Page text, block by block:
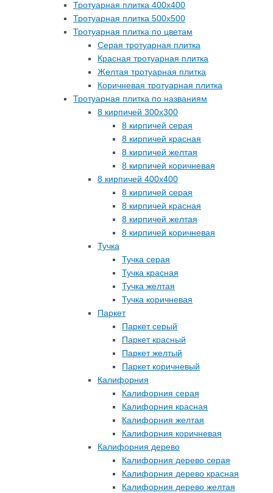
Тротуарная плитка 400х400
Тротуарная плитка 500х500
Тротуарная плитка по цветам
Серая тротуарная плитка
Красная тротуарная плитка
Желтая тротуарная плитка
Коричневая тротуарная плитка
Тротуарная плитка по названиям
8 кирпичей 300х300
8 кирпичей серая
8 кирпичей красная
8 кирпичей желтая
8 кирпичей коричневая
8 кирпичей 400х400
8 кирпичей серая
8 кирпичей красная
8 кирпичей желтая
8 кирпичей коричневая
Тучка
Тучка серая
Тучка красная
Тучка желтая
Тучка коричневая
Паркет
Паркет серый
Паркет красный
Паркет желтый
Паркет коричневый
Калифорния
Калифорния серая
Калифорния красная
Калифорния желтая
Калифорния коричневая
Калифорния дерево
Калифорния дерево серая
Калифорния дерево красная
Калифорния дерево желтая